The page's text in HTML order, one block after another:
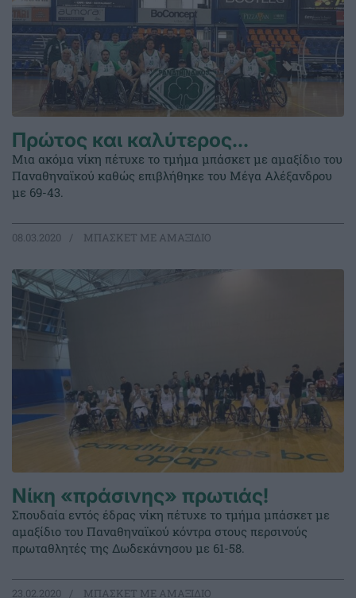
Πρώτος και καλύτερος…
Μια ακόμα νίκη πέτυχε το τμήμα μπάσκετ με αμαξίδιο του
Παναθηναϊκού καθώς επιβλήθηκε του Μέγα Αλέξανδρου
με 69-43.
08.03.2020 ΜΠΑΣΚΕΤ ΜΕ ΑΜΑΞΙΔΙΟ
Νίκη «πράσινης» πρωτιάς!
Σπουδαία εντός έδρας νίκη πέτυχε το τμήμα μπάσκετ με
αμαξίδιο του Παναθηναϊκού κόντρα στους περσινούς
πρωταθλητές της Δωδεκάνησου με 61-58.
23.02.2020 ΜΠΑΣΚΕΤ ΜΕ ΑΜΑΞΙΔΙΟ